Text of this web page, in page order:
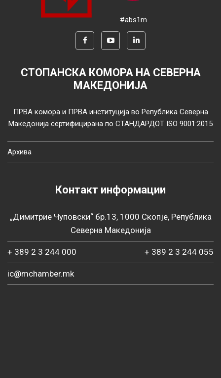
#abs1m
СТОПАНСКА КОМОРА НА СЕВЕРНА
МАКЕДОНИЈА
ПРВА комора и ПРВА институција во Република Северна
Македонија сертифицирана по СТАНДАРДОТ ISO 9001:2015
Архива
Контакт информации
„Димитрие Чуповски“ бр.13, 1000 Скопје, Република
Северна Македонија
+ 389 2 3 244 000 + 389 2 3 244 055
ic@mchamber.mk